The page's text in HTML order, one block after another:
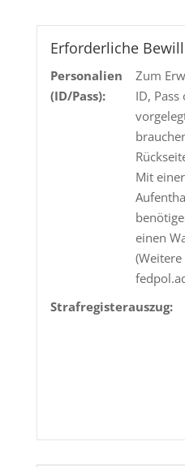
HP
14.6g
Erforderliche
Personalien
(ID/Pass):
Zum
ID,
Mit
einen
Strafregisterauszug: